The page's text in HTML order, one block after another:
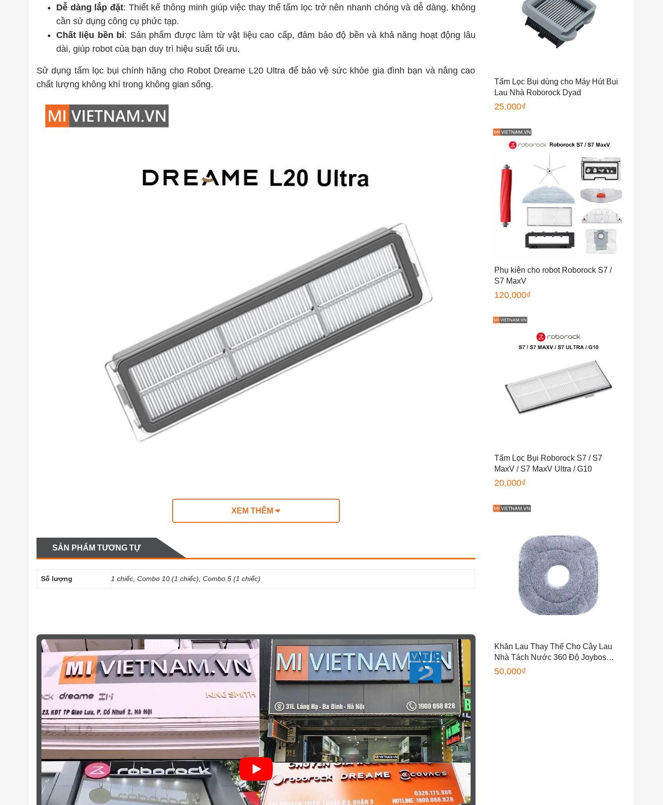
Dễ dàng lắp đặt: Thiết kế thông minh giúp việc thay thế tấm lọc trở nên nhanh chóng và dễ dàng, không
cần sử dụng công cụ phức tạp.
Chất liệu bền bỉ: Sản phẩm được làm từ vật liệu cao cấp, đảm bảo độ bền và khả năng hoạt động lâu
dài, giúp robot của bạn duy trì hiệu suất tối ưu.
Sử dụng tấm lọc bụi chính hãng cho Robot Dreame L20 Ultra để bảo vệ sức khỏe gia đình bạn và nâng cao
chất lượng không khí trong không gian sống.
CÂU HỎI CHUNG THƯỜNG GẶP
Làm sao tôi có thể biết đây là hàng chính hãng?
Có được kiểm tra sản phẩm trước khi nhận hàng?
Tôi cần hướng dẫn sử dụng chi tiết về sản phẩm, Mi Việt Nam có hỗ trợ không? Liên hệ bằng cách nào?
Phương thức trả góp sản phẩm như thế nào?
Mua trực tiếp và online thì chất lượng sản phẩm có như nhau không?
Tôi muốn kiểm tra đơn hàng đã đặt thì làm như thế nào? Vào đâu để kiểm tra?
XEM THÊM
SẢN PHẨM TƯƠNG TỰ
Số lượng 1 chiếc, Combo 10 (1 chiếc), Combo 5 (1 chiếc)
Tấm Lọc Bụi dùng cho Máy Hút Bụi
Lau Nhà Roborock Dyad
25,000₫
Phụ kiện cho robot Roborock S7 /
S7 MaxV
120,000₫
Tấm Lọc Bụi Roborock S7 / S7
MaxV / S7 MaxV Ultra / G10
20,000₫
Khăn Lau Thay Thế Cho Cây Lau
Nhà Tách Nước 360 Độ Joybos
M16
50,000₫